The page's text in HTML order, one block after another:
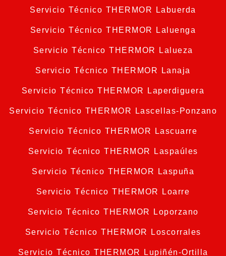
Servicio Técnico THERMOR Labuerda
Servicio Técnico THERMOR Laluenga
Servicio Técnico THERMOR Lalueza
Servicio Técnico THERMOR Lanaja
Servicio Técnico THERMOR Laperdiguera
Servicio Técnico THERMOR Lascellas-Ponzano
Servicio Técnico THERMOR Lascuarre
Servicio Técnico THERMOR Laspaúles
Servicio Técnico THERMOR Laspuña
Servicio Técnico THERMOR Loarre
Servicio Técnico THERMOR Loporzano
Servicio Técnico THERMOR Loscorrales
Servicio Técnico THERMOR Lupiñén-Ortilla